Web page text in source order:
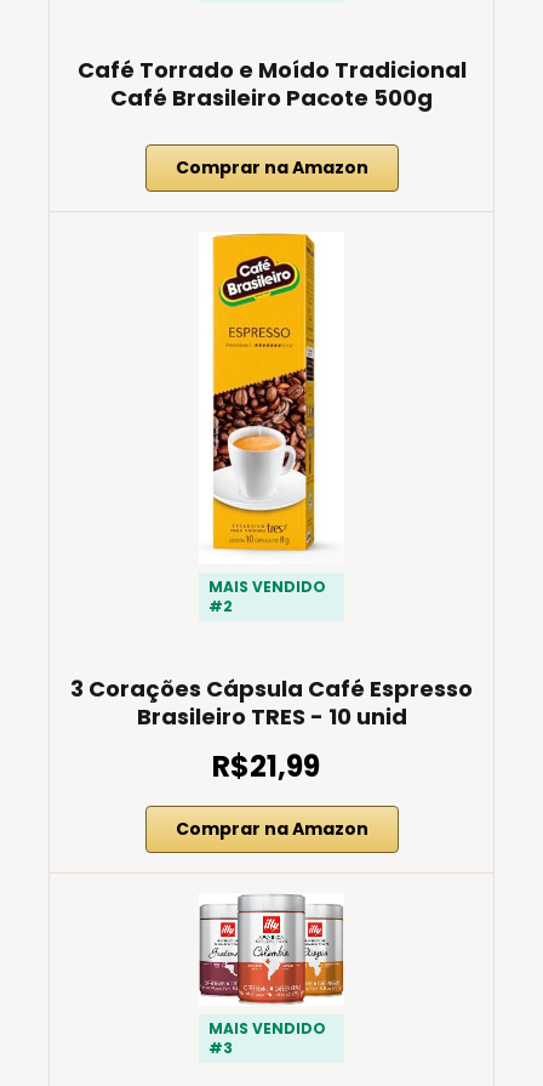
Café Torrado e Moído Tradicional
Café Brasileiro Pacote 500g
Comprar na Amazon
MAIS VENDIDO
#2
3 Corações Cápsula Café Espresso
Brasileiro TRES - 10 unid
R$21,99
Comprar na Amazon
MAIS VENDIDO
#3